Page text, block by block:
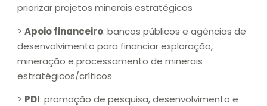
priorizar projetos minerais estratégicos
> Apoio financeiro: bancos públicos e agências de
desenvolvimento para financiar exploração,
mineração e processamento de minerais
estratégicos/críticos
> PDI: promoção de pesquisa, desenvolvimento e